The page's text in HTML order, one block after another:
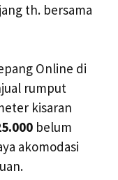
th. bersama
Online di
rumput
kisaran
belum
akomodasi